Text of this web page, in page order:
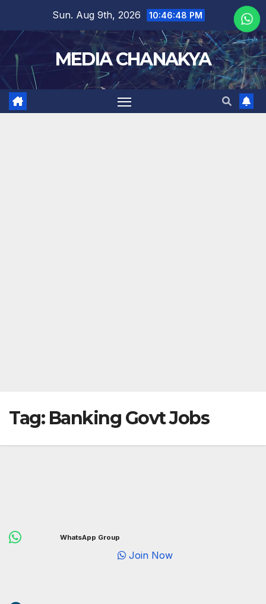
Sun. Aug 9th, 2026 10:46:48 PM
MEDIA CHANAKYA
Tag: Banking Govt Jobs
WhatsApp Group
Join Now